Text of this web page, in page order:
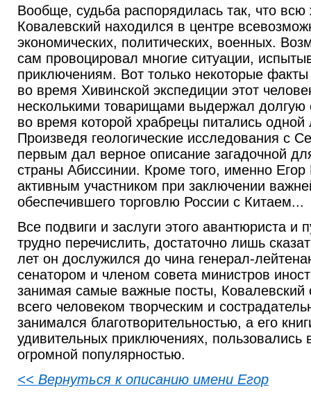
Вообще, судьба распорядилась так, что всю
Ковалевский находился в центре
экономических, политических, военных.
сам провоцировал многие ситуации,
приключениям. Вот только некоторые
во время Хивинской экспедиции этот
несколькими товарищами выдержал долгую
во время которой храбрецы питались
Произведя геологические исследования с
первым дал верное описание загадочной
страны Абиссинии. Кроме того, именно
активным участником при заключении
обеспечившего торговлю России с Китаем...
Все подвиги и заслуги этого авантюриста и
трудно перечислить, достаточно лишь
лет он дослужился до чина генерал-
сенатором и членом совета министров
занимая самые важные посты, Ковалевский
всего человеком творческим и
занимался благотворительностью, а его
удивительных приключениях, пользовались
огромной популярностью.
<< Вернуться к описанию имени Егор